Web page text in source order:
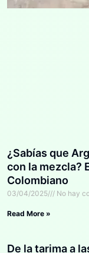
¿Sabías que
con la mezcla?
Colombiano
03/04/2025 No hay
Read More »
De la tarima a